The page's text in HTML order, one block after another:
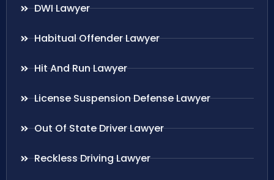
DWI Lawyer
Habitual Offender Lawyer
Hit And Run Lawyer
License Suspension Defense Lawyer
Out Of State Driver Lawyer
Reckless Driving Lawyer